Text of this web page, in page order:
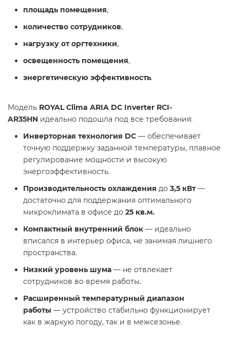
площадь помещения,
количество сотрудников,
нагрузку от оргтехники,
освещенность помещения,
энергетическую эффективность.
Модель ROYAL Clima ARIA DC Inverter RCI-
AR35HN идеально подошла под все требования:
Инверторная технология DC — обеспечивает
точную поддержку заданной температуры, плавное
регулирование мощности и высокую
энергоэффективность.
Производительность охлаждения до 3,5 кВт—
достаточно для поддержания оптимального
микроклимата в офисе до 25 кв.м.
Компактный внутренний блок — идеально
вписался в интерьер офиса, не занимая лишнего
пространства.
Низкий уровень шума — не отвлекает
сотрудников во время работы.
Расширенный температурный диапазон
работы — устройство стабильно функционирует
как в жаркую погоду, так и в межсезонье.